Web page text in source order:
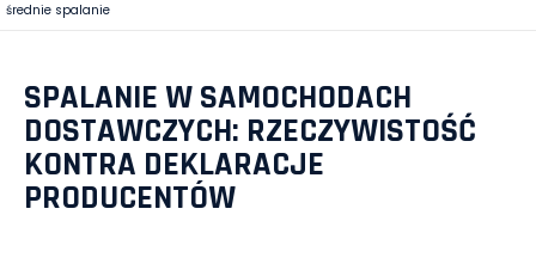
średnie spalanie
SPALANIE W SAMOCHODACH
DOSTAWCZYCH: RZECZYWISTOŚĆ
KONTRA DEKLARACJE
PRODUCENTÓW